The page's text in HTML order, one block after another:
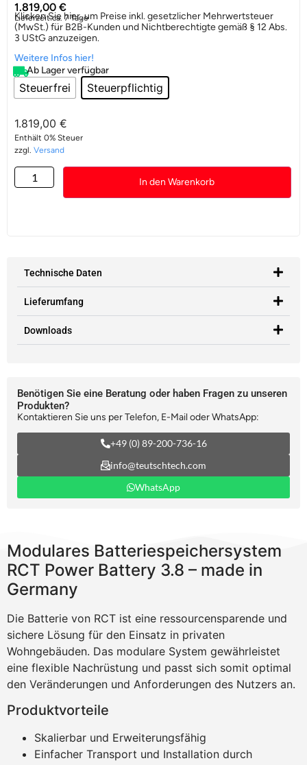
1.819,00 €
Lieferzeit:ca. 7 Tage
Klicken Sie hier, um Preise inkl. gesetzlicher Mehrwertsteuer
(MwSt.) für B2B-Kunden und Nichtberechtigte gemäß § 12 Abs.
3 UStG anzuzeigen.
Weitere Infos hier!
Ab Lager verfügbar
Steuerfrei Steuerpflichtig
1.819,00 €
Enthält 0% Steuer
zzgl. Versand
In den Warenkorb
Technische Daten
Lieferumfang
Downloads
Benötigen Sie eine Beratung oder haben Fragen zu unseren
Produkten?
Kontaktieren Sie uns per Telefon, E-Mail oder WhatsApp:
+49 (0) 89-200-736-16
info@teutschtech.com
WhatsApp
Modulares Batteriespeichersystem
RCT Power Battery 3.8 – made in
Germany
Die Batterie von RCT ist eine ressourcensparende und
sichere Lösung für den Einsatz in privaten
Wohngebäuden. Das modulare System gewährleistet
eine flexible Nachrüstung und passt sich somit optimal
den Veränderungen und Anforderungen des Nutzers an.
Produktvorteile
Skalierbar und Erweiterungsfähig
Einfacher Transport und Installation durch